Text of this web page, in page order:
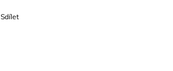
Sdílet